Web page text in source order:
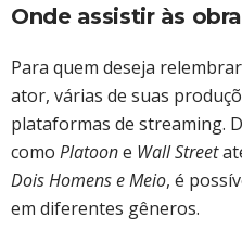
Onde assistir às
Para quem deseja
ator, várias de suas
plataformas de streaming.
como Platoone Wall Street
Dois Homens e Meio, é
em diferentes gêneros.